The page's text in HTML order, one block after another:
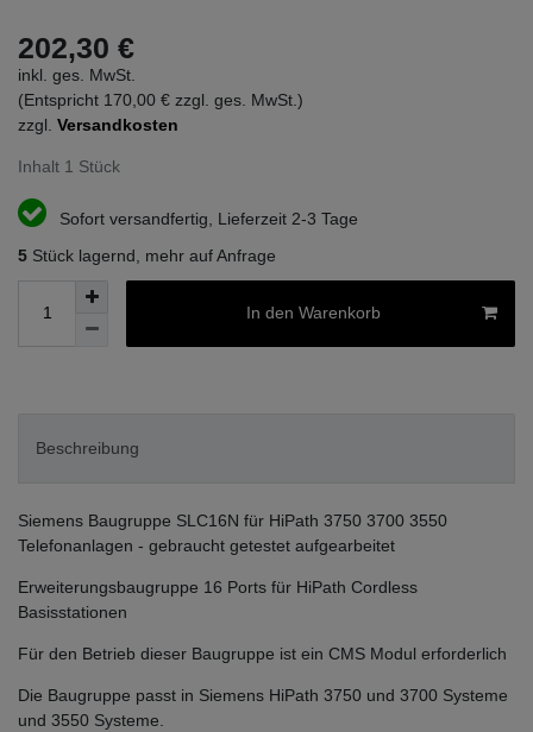
202,30 €
inkl. ges. MwSt.
(Entspricht 170,00 € zzgl. ges. MwSt.)
zzgl. Versandkosten
Inhalt 1 Stück
Sofort versandfertig, Lieferzeit 2-3 Tage
5 Stück lagernd, mehr auf Anfrage
In den Warenkorb
Beschreibung
Siemens Baugruppe SLC16N für HiPath 3750 3700 3550
Telefonanlagen - gebraucht getestet aufgearbeitet
Erweiterungsbaugruppe 16 Ports für HiPath Cordless
Basisstationen
Für den Betrieb dieser Baugruppe ist ein CMS Modul erforderlich
Die Baugruppe passt in Siemens HiPath 3750 und 3700 Systeme
und 3550 Systeme.